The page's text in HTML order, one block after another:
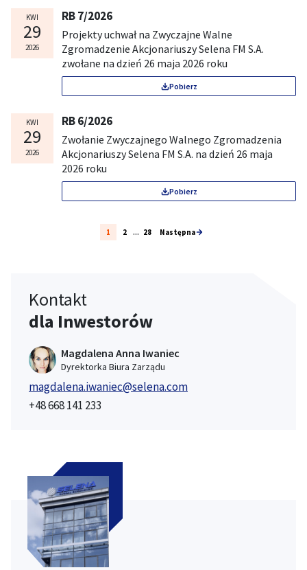
Kontakt
dla Inwestorów
Magdalena Anna Iwaniec
Dyrektorka Biura Zarządu
magdalena.iwaniec@selena.com
+48 668 141 233
KWI
29
2026
RB 7/2026
Projekty uchwał na Zwyczajne Walne
Zgromadzenie Akcjonariuszy Selena FM S.A.
zwołane na dzień 26 maja 2026 roku
Pobierz
KWI
29
2026
RB 6/2026
Zwołanie Zwyczajnego Walnego Zgromadzenia
Akcjonariuszy Selena FM S.A. na dzień 26 maja
2026 roku
Pobierz
1 2 ... 28 Następna